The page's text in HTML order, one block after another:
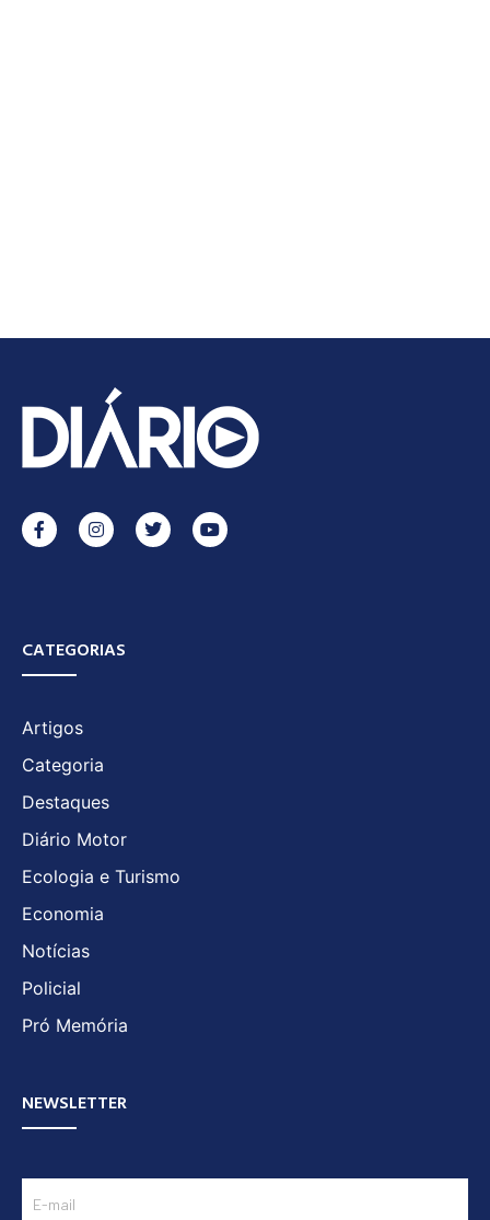
CATEGORIAS
Artigos
Categoria
Destaques
Diário Motor
Ecologia e Turismo
Economia
Notícias
Policial
Pró Memória
NEWSLETTER